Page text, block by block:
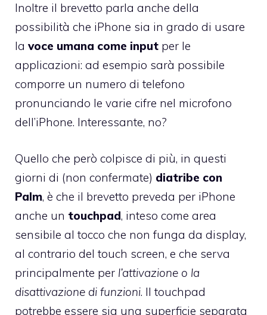
Inoltre il brevetto parla anche della
possibilità che iPhone sia in grado di usare
la voce umana come input per le
applicazioni: ad esempio sarà possibile
comporre un numero di telefono
pronunciando le varie cifre nel microfono
dell’iPhone. Interessante, no?
Quello che però colpisce di più, in questi
giorni di (non confermate) diatribe con
Palm, è che il brevetto preveda per iPhone
anche un touchpad, inteso come area
sensibile al tocco che non funga da display,
al contrario del touch screen, e che serva
principalmente per l’attivazione o la
disattivazione di funzioni. Il touchpad
potrebbe essere sia una superficie separata